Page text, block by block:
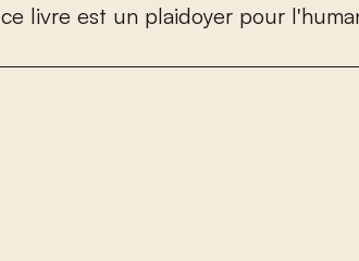
ce livre est un plaidoyer pour l'huma